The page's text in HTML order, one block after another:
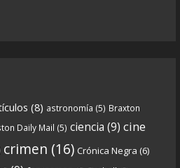
de la leyenda del Mothman
En esta entrevista, John
View on facebook
(8) astronomía (5) Braxton
Daily Mail (5) ciencia (9) cine
crimen (16) Crónica Negra (6)